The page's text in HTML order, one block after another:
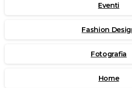
Eventi
Fashion
Fotografia
Home